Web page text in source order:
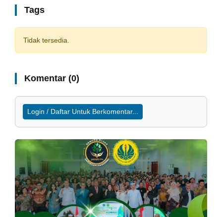
Tags
Tidak tersedia.
Komentar (0)
Login / Daftar Untuk Berkomentar...